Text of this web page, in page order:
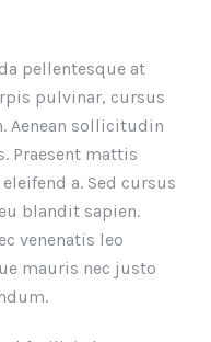
pellentesque at
pulvinar, cursus
Aenean sollicitudin
Praesent mattis
a. Sed cursus
blandit sapien.
venenatis leo
mauris nec justo